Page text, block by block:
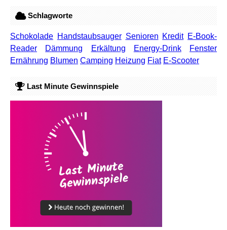
Schlagworte
Schokolade Handstaubsauger Senioren Kredit E-Book-
Reader
Dämmung Erkältung Energy-Drink
Fenster
Ernährung Blumen Camping Heizung Fiat E-Scooter
Last Minute Gewinnspiele